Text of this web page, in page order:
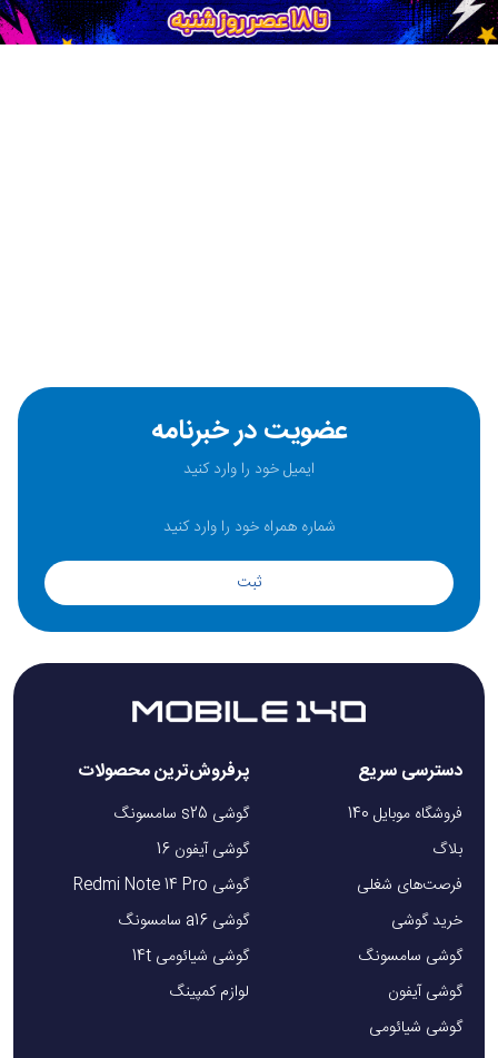
عضویت در خبرنامه
ثبت
دسترسی سریع
فروشگاه موبایل 140
بلاگ
فرصت‌های شغلی
خرید گوشی
گوشی سامسونگ
گوشی آیفون
گوشی شیائومی
پرفروش‌ترین محصولات
گوشی s25 سامسونگ
گوشی آیفون 16
گوشی Redmi Note 14 Pro
گوشی a16 سامسونگ
گوشی شیائومی 14t
لوازم کمپینگ